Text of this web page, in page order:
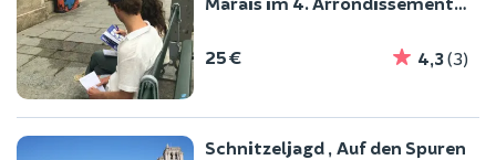
25 € 4,3(3)
Schnitzeljagd „Auf den Spuren